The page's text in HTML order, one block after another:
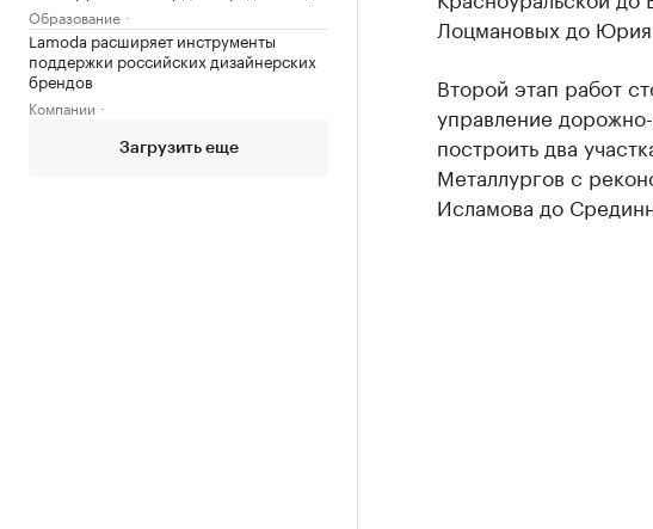
Образование
Lamoda расширяет инструменты
поддержки российских дизайнерских
брендов
Компании
Загрузить еще
Лоцмановых до Юрия
Второй этап работ
управление
построить два
Металлургов с
Исламова до